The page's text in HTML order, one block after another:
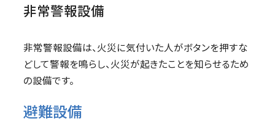
非常警報設備
非常警報設備は、火災に気付いた人がボタンを押すな
どして警報を鳴らし、火災が起きたことを知らせるため
の設備です。
避難設備